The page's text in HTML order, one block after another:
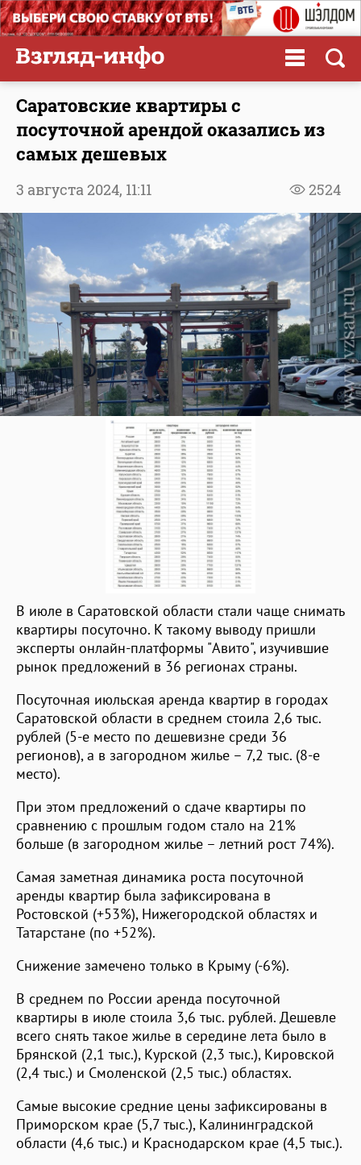
Саратовские квартиры с
посуточной арендой оказались из
самых дешевых
2524
3 августа 2024, 11:11
В июле в Саратовской области стали чаще снимать
квартиры посуточно. К такому выводу пришли
эксперты онлайн-платформы "Авито", изучившие
рынок предложений в 36 регионах страны.
Посуточная июльская аренда квартир в городах
Саратовской области в среднем стоила 2,6 тыс.
рублей (5-е место по дешевизне среди 36
регионов), а в загородном жилье – 7,2 тыс. (8-е
место).
При этом предложений о сдаче квартиры по
сравнению с прошлым годом стало на 21%
больше (в загородном жилье – летний рост 74%).
Самая заметная динамика роста посуточной
аренды квартир была зафиксирована в
Ростовской (+53%), Нижегородской областях и
Татарстане (по +52%).
Снижение замечено только в Крыму (-6%).
В среднем по России аренда посуточной
квартиры в июле стоила 3,6 тыс. рублей. Дешевле
всего снять такое жилье в середине лета было в
Брянской (2,1 тыс.), Курской (2,3 тыс.), Кировской
(2,4 тыс.) и Смоленской (2,5 тыс.) областях.
Самые высокие средние цены зафиксированы в
Приморском крае (5,7 тыс.), Калининградской
области (4,6 тыс.) и Краснодарском крае (4,5 тыс.).